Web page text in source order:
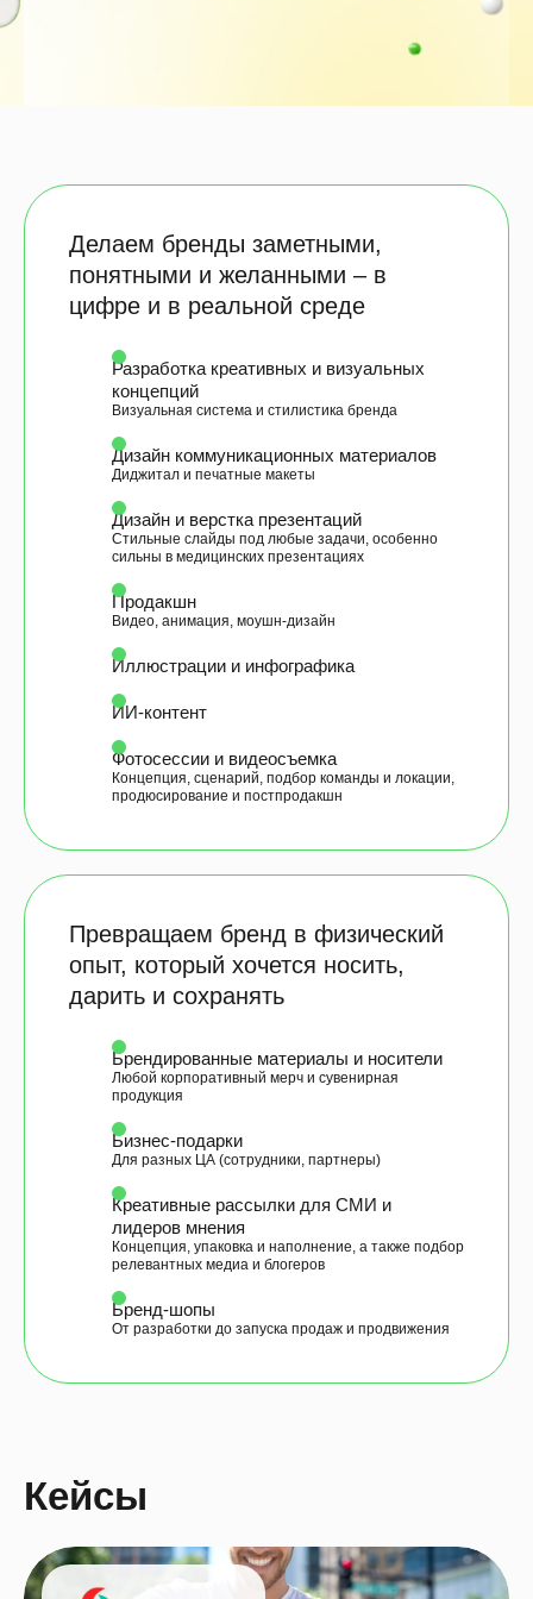
Делаем бренды заметными,
понятными и желанными – в
цифре и в реальной среде
Разработка креативных и визуальных
концепций
Визуальная система и стилистика бренда
Дизайн коммуникационных материалов
Диджитал и печатные макеты
Дизайн и верстка презентаций
Стильные слайды под любые задачи, особенно
сильны в медицинских презентациях
Продакшн
Видео, анимация, моушн-дизайн
Иллюстрации и инфографика
ИИ-контент
Фотосессии и видеосъемка
Концепция, сценарий, подбор команды и локации,
продюсирование и постпродакшн
Превращаем бренд в физический
опыт, который хочется носить,
дарить и сохранять
Брендированные материалы и носители
Любой корпоративный мерч и сувенирная
продукция
Бизнес-подарки
Для разных ЦА (сотрудники, партнеры)
Креативные рассылки для СМИ и
лидеров мнения
Концепция, упаковка и наполнение, а также подбор
релевантных медиа и блогеров
Бренд-шопы
От разработки до запуска продаж и продвижения
Кейсы